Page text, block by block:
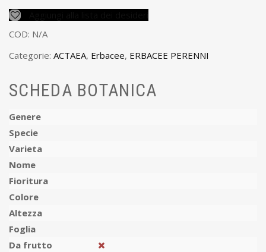
COD: N/A
Categorie: ACTAEA, Erbacee, ERBACEE PERENNI
SCHEDA BOTANICA
Genere
Specie
Varieta
Nome
Fioritura
Colore
Altezza
Foglia
Da frutto